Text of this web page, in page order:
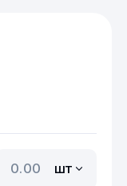
шт